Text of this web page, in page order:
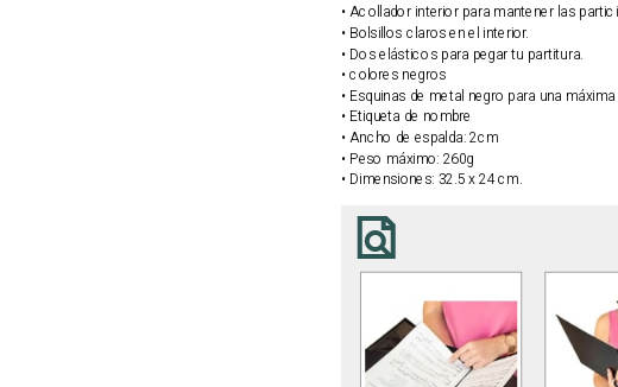
• Acollador interior para mantener las
• Bolsillos claros en el interior.
• Dos elásticos para pegar tu partitura.
• colores negros
• Esquinas de metal negro para una
• Etiqueta de nombre
• Ancho de espalda: 2cm
• Peso máximo: 260g
• Dimensiones: 32.5 x 24 cm.